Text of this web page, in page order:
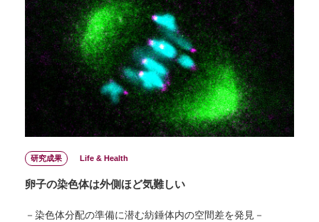
研究成果 Life & Health
卵子の染色体は外側ほど気難しい
－染色体分配の準備に潜む紡錘体内の空間差を発見－